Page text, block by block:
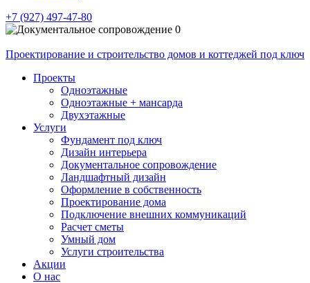
+7 (927) 497-47-80
Проектирование и строительство домов и коттеджей под ключ
Проекты
Одноэтажные
Одноэтажные + мансарда
Двухэтажные
Услуги
Фундамент под ключ
Дизайн интерьера
Документальное сопровождение
Ландшафтный дизайн
Оформление в собственность
Проектирование дома
Подключение внешних коммуникаций
Расчет сметы
Умный дом
Услуги строительства
Акции
О нас